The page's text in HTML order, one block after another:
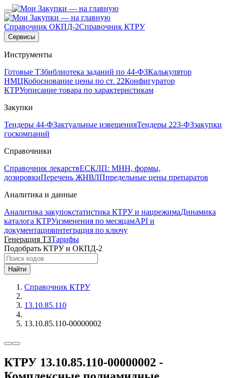
Справочник ОКПД-2Справочник КТРУ
Сервисы
Инструменты
Готовые ТЗбиблиотека заданий по 44-ФЗКалькулятор
НМЦКобоснование цены по ст. 22Конфигуратор
КТРУописание товара по характеристикам
Закупки
Тендеры 44-ФЗактуальные извещенияТендеры 223-ФЗзакупки
госкомпаний
Справочники
Справочник лекарствЕСКЛП: МНН, формы,
дозировкиПеречень ЖНВЛПпредельные цены препаратов
Аналитика и данные
Аналитика закупокстатистика КТРУ и нацрежимаДинамика
каталога КТРУизменения по месяцамAPI и
документацияинтеграция по ключу
Генерация ТЗТарифы
Подобрать КТРУ и ОКПД-2
Найти
Справочник КТРУ
13.10.85.110
13.10.85.110-00000002
КТРУ 13.10.85.110-00000002 -